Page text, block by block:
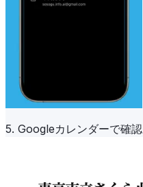
5. Googleカレンダーで確認